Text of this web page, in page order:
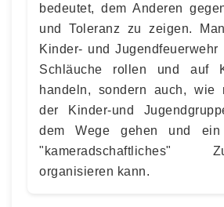
bedeutet, dem Anderen
und Toleranz zu zeigen.
Kinder- und
Schläuche rollen und auf
handeln, sondern auch, wie
der Kinder-und
dem Wege gehen und ein
"kameradschaftliches"
organisieren kann.